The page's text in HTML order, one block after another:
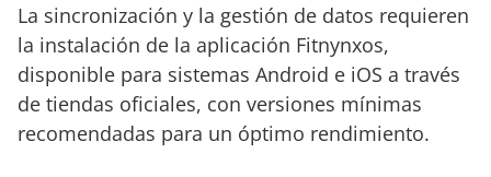
La sincronización y la gestión de datos requieren
la instalación de la aplicación Fitnynxos,
disponible para sistemas Android e iOS a través
de tiendas oficiales, con versiones mínimas
recomendadas para un óptimo rendimiento.